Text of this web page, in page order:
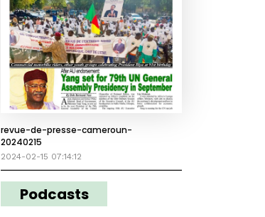
revue-de-presse-cameroun-
20240215
2024-02-15 07:14:12
Podcasts